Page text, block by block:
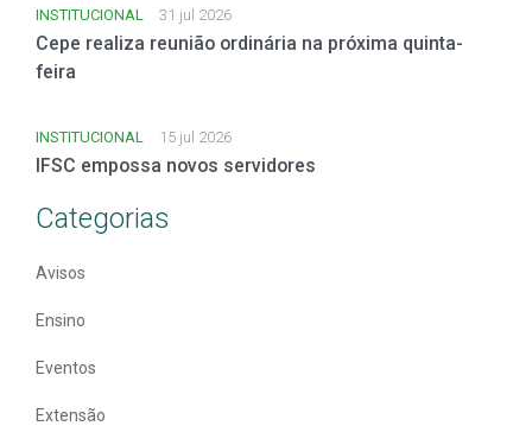
INSTITUCIONAL 31 jul 2026
Cepe realiza reunião ordinária na próxima quinta-
feira
INSTITUCIONAL 15 jul 2026
IFSC empossa novos servidores
Categorias
Avisos
Ensino
Eventos
Extensão